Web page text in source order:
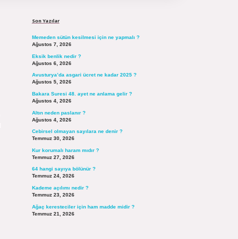
Son Yazılar
Memeden sütün kesilmesi için ne yapmalı ?
Ağustos 7, 2026
Eksik benlik nedir ?
Ağustos 6, 2026
Avusturya’da asgari ücret ne kadar 2025 ?
Ağustos 5, 2026
Bakara Suresi 48. ayet ne anlama gelir ?
Ağustos 4, 2026
Altın neden paslanır ?
Ağustos 4, 2026
Cebirsel olmayan sayılara ne denir ?
Temmuz 30, 2026
Kur korumalı haram mıdır ?
Temmuz 27, 2026
64 hangi sayıya bölünür ?
Temmuz 24, 2026
Kademe açılımı nedir ?
Temmuz 23, 2026
Ağaç keresteciler için ham madde midir ?
Temmuz 21, 2026